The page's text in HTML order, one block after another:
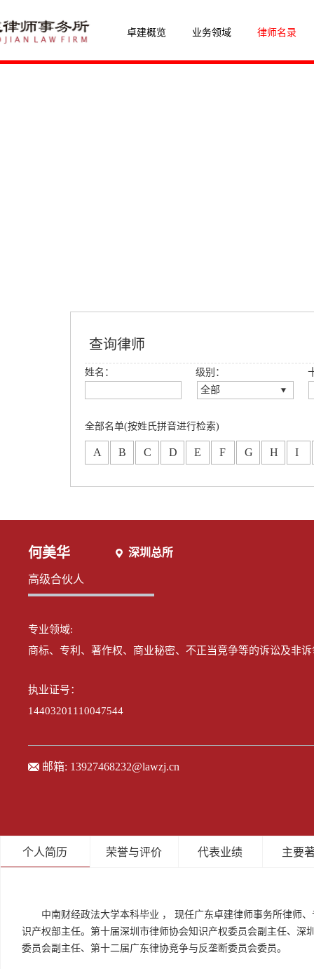
卓建概览 业务领域 律师名录
查询律师
姓名：
级别：
全部
创始合伙人
高级合伙人
全部名单(按姓氏拼音进行检索)
A B C D E F G H I
何美华 深圳总所
高级合伙人
专业领域:
商标、专利、著作权、商业秘密、不正当竞争等的诉讼及非
执业证号：
14403201110047544
邮箱: 13927468232@lawzj.cn
个人简历 荣誉与评价 代表业绩 主要
中南财经政法大学本科毕业 ， 现任广东卓建律师事务所律师
识产权部主任。第十届深圳市律师协会知识产权委员会副主任、
委员会副主任、第十二届广东律协竞争与反垄断委员会委员。